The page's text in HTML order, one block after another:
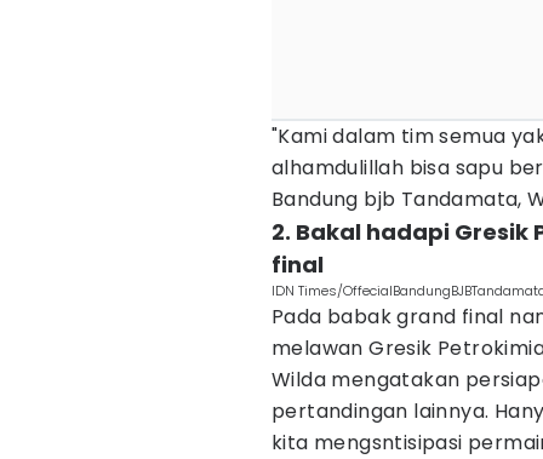
"Kami dalam tim semua
alhamdulillah bisa sapu
Bandung bjb Tandamata,
2. Bakal hadapi
final
IDN Times/
Pada babak grand final
melawan Gresik
Wilda mengatakan
pertandingan lainnya.
kita mengsntisipasi